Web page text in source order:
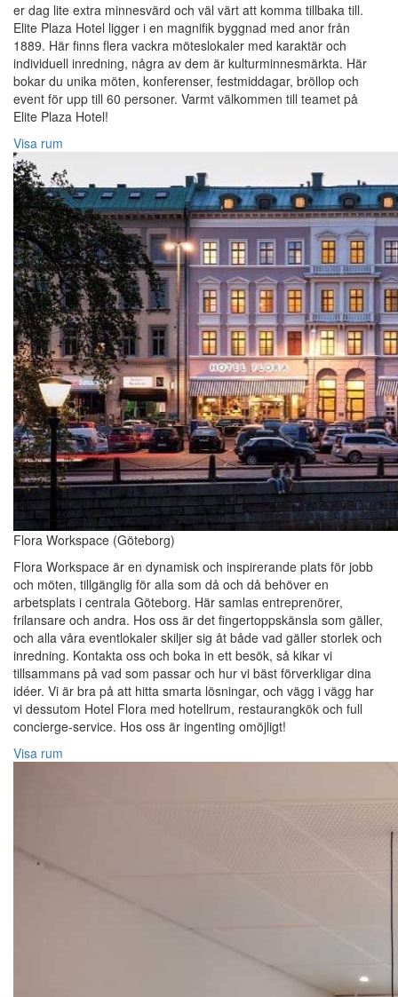
er dag lite extra minnesvärd och väl värt att komma tillbaka till.
Elite Plaza Hotel ligger i en magnifik byggnad med anor från
1889. Här finns flera vackra möteslokaler med karaktär och
individuell inredning, några av dem är kulturminnesmärkta. Här
bokar du unika möten, konferenser, festmiddagar, bröllop och
event för upp till 60 personer. Varmt välkommen till teamet på
Elite Plaza Hotel!‎
Visa rum
Flora Workspace (Göteborg)
Flora Workspace är en dynamisk och inspirerande plats för jobb
och möten, tillgänglig för alla som då och då behöver en
arbetsplats i centrala Göteborg. Här samlas entreprenörer,
frilansare och andra. Hos oss är det fingertoppskänsla som gäller,
och alla våra eventlokaler skiljer sig åt både vad gäller storlek och
inredning. Kontakta oss och boka in ett besök, så kikar vi
tillsammans på vad som passar och hur vi bäst förverkligar dina
idéer. Vi är bra på att hitta smarta lösningar, och vägg i vägg har
vi dessutom Hotel Flora med hotellrum, restaurangkök och full
concierge-service. Hos oss är ingenting omöjligt!
Visa rum